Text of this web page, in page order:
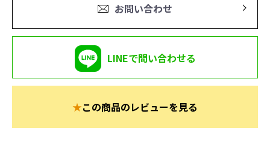
お問い合わせ
LINEで問い合わせる
★この商品のレビューを見る